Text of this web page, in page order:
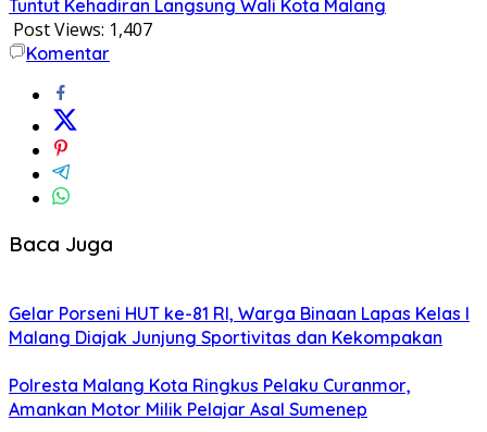
Tuntut Kehadiran Langsung Wali Kota Malang
Post Views: 1,407
Komentar
Baca Juga
Gelar Porseni HUT ke-81 RI, Warga Binaan Lapas Kelas I
Malang Diajak Junjung Sportivitas dan Kekompakan
Polresta Malang Kota Ringkus Pelaku Curanmor,
Amankan Motor Milik Pelajar Asal Sumenep